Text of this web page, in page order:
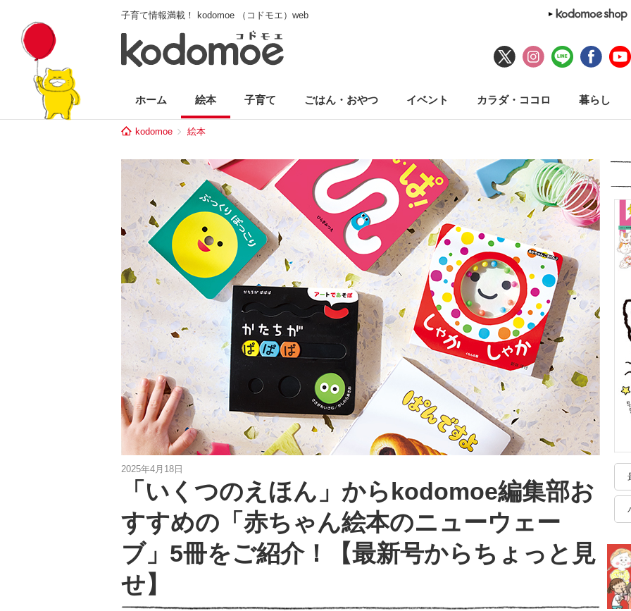
子育て情報満載！ kodomoe （コドモエ）web
ホーム 絵本 子育て ごはん・おやつ イベント カラダ・ココロ 暮らし
kodomoe 絵本
2025年4月18日
「いくつのえほん」からkodomoe編集部お
すすめの「赤ちゃん絵本のニューウェー
ブ」5冊をご紹介！【最新号からちょっと見
せ】